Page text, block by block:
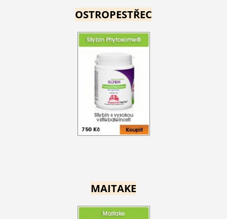
OSTROPESTŘEC
MAITAKE